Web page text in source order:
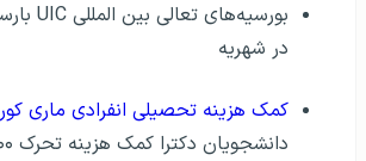
بورسیه‌های تعالی بین المللی UIC بارسلونا:
در شهریه
کمک هزینه تحصیلی انفرادی ماری